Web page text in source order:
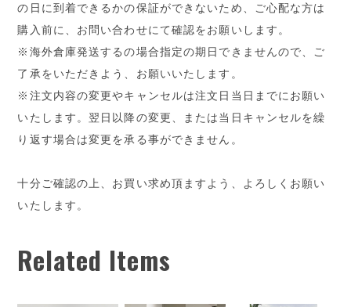
の日に到着できるかの保証ができないため、ご心配な方は
購入前に、お問い合わせにて確認をお願いします。
※海外倉庫発送するの場合指定の期日できませんので、ご
了承をいただきよう、お願いいたします。
※注文内容の変更やキャンセルは注文日当日までにお願い
いたします。翌日以降の変更、または当日キャンセルを繰
り返す場合は変更を承る事ができません。
十分ご確認の上、お買い求め頂ますよう、よろしくお願い
いたします。
Related Items